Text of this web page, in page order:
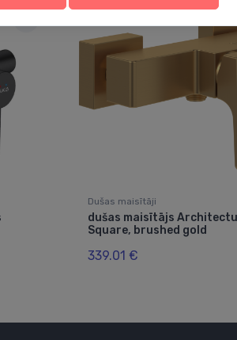
Dušas maisītāji
dušas maisītājs
Square, brushed gold
339.01 €